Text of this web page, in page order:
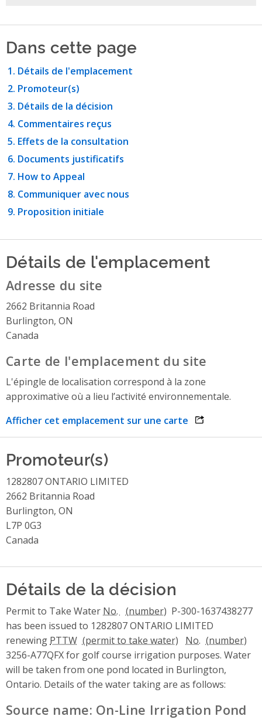
Dans cette page
Détails de l'emplacement
Promoteur(s)
Détails de la décision
Commentaires reçus
Effets de la consultation
Documents justificatifs
How to Appeal
Communiquer avec nous
Proposition initiale
Détails de l'emplacement
Adresse du site
2662 Britannia Road
Burlington, ON
Canada
Carte de l'emplacement du site
L'épingle de localisation correspond à la zone
approximative où a lieu l’activité environnementale.
Afficher cet emplacement sur une carte opens link in
Promoteur(s)
1282807 ONTARIO LIMITED
2662 Britannia Road
Burlington, ON
L7P 0G3
Canada
Détails de la décision
Permit to Take Water No.
P-300-1637438277
has been issued to 1282807 ONTARIO LIMITED
renewing PTTW
No.
3256-A77QFX for golf course irrigation purposes. Water
will be taken from one pond located in Burlington,
Ontario. Details of the water taking are as follows:
Source name: On-Line Irrigation Pond